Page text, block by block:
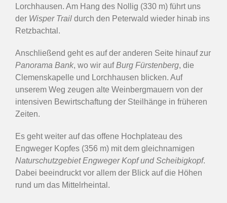
Lorchhausen. Am Hang des Nollig (330 m) führt uns
der Wisper Trail durch den Peterwald wieder hinab ins
Retzbachtal.
Anschließend geht es auf der anderen Seite hinauf zur
Panorama Bank, wo wir aufBurg Fürstenberg, die
Clemenskapelle und Lorchhausen blicken. Auf
unserem Weg zeugen alte Weinbergmauern von der
intensiven Bewirtschaftung der Steilhänge in früheren
Zeiten.
Es geht weiter auf das offene Hochplateau des
Engweger Kopfes (356 m) mit dem gleichnamigen
Naturschutzgebiet Engweger Kopf und Scheibigkopf.
Dabei beeindruckt vor allem der Blick auf die Höhen
rund um das Mittelrheintal.